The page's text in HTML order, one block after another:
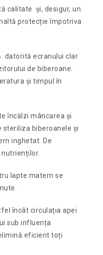
calitate și, desigur, un
protecție împotriva
datorită ecranului clar
de biberoane.
și timpul în
încălzi mâncarea și
steriliza biberoanele și
inghetat. De
lapte matern se
încât circulația apei
sub influența
eficient toți